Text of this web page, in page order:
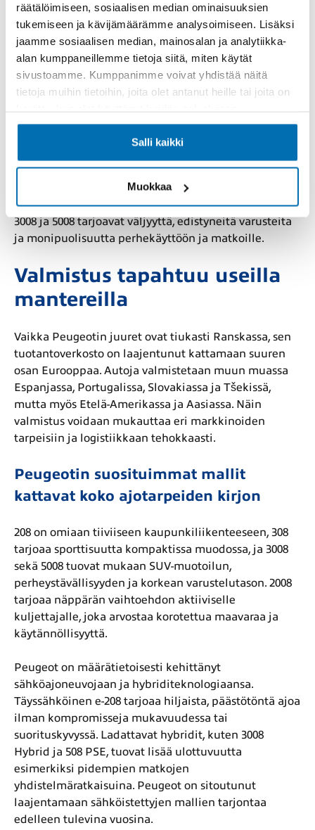
räätälöimiseen, sosiaalisen median ominaisuuksien
tukemiseen ja kävijämäärämme analysoimiseen. Lisäksi
jaamme sosiaalisen median, mainosalan ja analytiikka-
alan kumppaneillemme tietoja siitä, miten käytät
sivustoamme. Kumppanimme voivat yhdistää näitä
tietoja muihin tietoihin, joita olet antanut heille tai joita on
Salli kaikki
Muokkaa
Muotoilu, ajettavuus ja
monikäyttöisyys samassa
paketissa
Jokainen malli on suunniteltu tarjoamaan miellyttävä
käytännöllisyydestä tarvitsee tinkiä. Kompakteissa
malleissa kuten 208 ja 2008 korostuu ketteryys ja
vähäinen kulutus, kun taas suuremmat autot kuten
3008 ja 5008 tarjoavat väljyyttä, edistyneitä varusteita
ja monipuolisuutta perhekäyttöön ja matkoille.
Valmistus tapahtuu useilla
mantereilla
Vaikka Peugeotin juuret ovat tiukasti Ranskassa, sen
tuotantoverkosto on laajentunut kattamaan suuren
osan Eurooppaa. Autoja valmistetaan muun muassa
Espanjassa, Portugalissa, Slovakiassa ja Tšekissä,
mutta myös Etelä-Amerikassa ja Aasiassa. Näin
valmistus voidaan mukauttaa eri markkinoiden
tarpeisiin ja logistiikkaan tehokkaasti.
Peugeotin suosituimmat mallit
kattavat koko ajotarpeiden kirjon
208 on omiaan tiiviiseen kaupunkiliikenteeseen, 308
tarjoaa sporttisuutta kompaktissa muodossa, ja 3008
sekä 5008 tuovat mukaan SUV-muotoilun,
perheystävällisyyden ja korkean varustelutason. 2008
tarjoaa näppärän vaihtoehdon aktiiviselle
kuljettajalle, joka arvostaa korotettua maavaraa ja
käytännöllisyyttä.
Peugeot on määrätietoisesti kehittänyt
sähköajoneuvojaan ja hybriditeknologiaansa.
Täyssähköinen e-208 tarjoaa hiljaista, päästötöntä ajoa
ilman kompromisseja mukavuudessa tai
suorituskyvyssä. Ladattavat hybridit, kuten 3008
Hybrid ja 508 PSE, tuovat lisää ulottuvuutta
esimerkiksi pidempien matkojen
yhdistelmäratkaisuina. Peugeot on sitoutunut
laajentamaan sähköistettyjen mallien tarjontaa
edelleen tulevina vuosina.